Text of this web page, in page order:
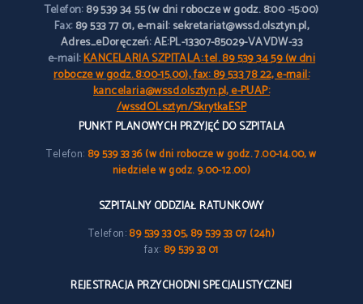
Telefon:89 539 34 55 (w dni robocze w godz. 8:00 -15:00)
Fax:89 533 77 01, e-mail: sekretariat@wssd.olsztyn.pl,
Adres_eDoręczeń: AE:PL-13307-85029-VAVDW-33
e-mail:KANCELARIA SZPITALA: tel. 89 539 34 59 (w dni
robocze w godz. 8:00-15.00), fax: 89 533 78 22, e-mail:
kancelaria@wssd.olsztyn.pl, e-PUAP:
/wssdOLsztyn/SkrytkaESP
PUNKT PLANOWYCH PRZYJĘĆ DO SZPITALA
Telefon: 89 539 33 36 (w dni robocze w godz. 7.00-14.00, w
niedziele w godz. 9.00-12.00)
SZPITALNY ODDZIAŁ RATUNKOWY
Telefon:89 539 33 05, 89 539 33 07 (24h)
fax: 89 539 33 01
REJESTRACJA PRZYCHODNI SPECJALISTYCZNEJ